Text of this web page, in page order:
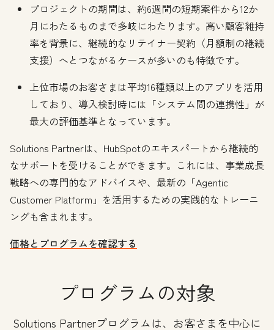
プロジェクトの期間は、約6週間の短期案件から12か
月にわたるものまで多岐にわたります。高い顧客維持
率を背景に、継続的なリテイナー契約（月額制の継続
支援）へとつながるケースが多いのも特徴です。
上位市場のお客さまは平均16種類以上のアプリを活用
しており、導入検討時には「システム間の連携性」が
最大の評価基準となっています。
Solutions Partnerは、HubSpotのエキスパートから継続的
なサポートを受けることができます。これには、事業成長
戦略への専門的なアドバイスや、最新の「Agentic
Customer Platform」を活用するための実践的なトレーニ
ングも含まれます。
価格とプログラムを確認する
プログラムの対象
Solutions Partnerプログラムは、お客さまを中心に